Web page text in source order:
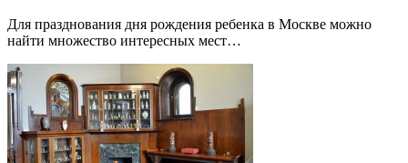
Для празднования дня рождения ребенка в Москве можно
найти множество интересных мест…